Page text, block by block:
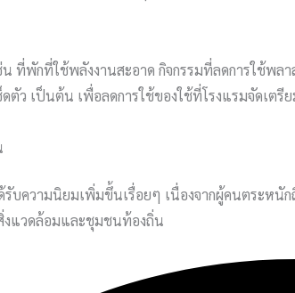
ที่พักที่ใช้พลังงานสะอาด กิจกรรมที่ลดการใช้พลา
ว เป็นต้น เพื่อลดการใช้ของใช้ที่โรงแรมจัดเตรีย
บความนิยมเพิ่มขึ้นเรื่อยๆ เนื่องจากผู้คนตระห
งแวดล้อมและชุมชนท้องถิ่น